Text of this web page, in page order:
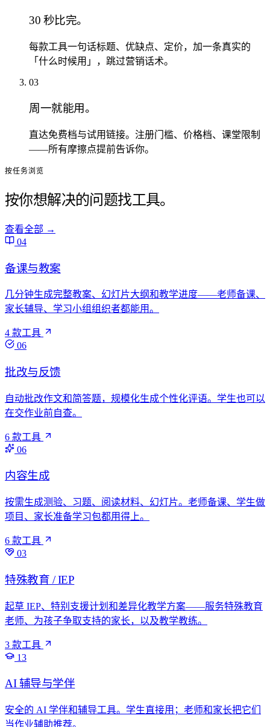
30 秒比完。
每款工具一句话标题、优缺点、定价，加一条真实的
「什么时候用」，跳过营销话术。
03
周一就能用。
直达免费档与试用链接。注册门槛、价格档、课堂限制
——所有摩擦点提前告诉你。
按任务浏览
按你想解决的问题找工具。
查看全部 →
04
备课与教案
几分钟生成完整教案、幻灯片大纲和教学进度——老师备课、
家长辅导、学习小组组织者都能用。
4 款工具
06
批改与反馈
自动批改作文和简答题，规模化生成个性化评语。学生也可以
在交作业前自查。
6 款工具
06
内容生成
按需生成测验、习题、阅读材料、幻灯片。老师备课、学生做
项目、家长准备学习包都用得上。
6 款工具
03
特殊教育 / IEP
起草 IEP、特别支援计划和差异化教学方案——服务特殊教育
老师、为孩子争取支持的家长，以及教学教练。
3 款工具
13
AI 辅导与学伴
安全的 AI 学伴和辅导工具。学生直接用；老师和家长把它们
当作业辅助推荐。